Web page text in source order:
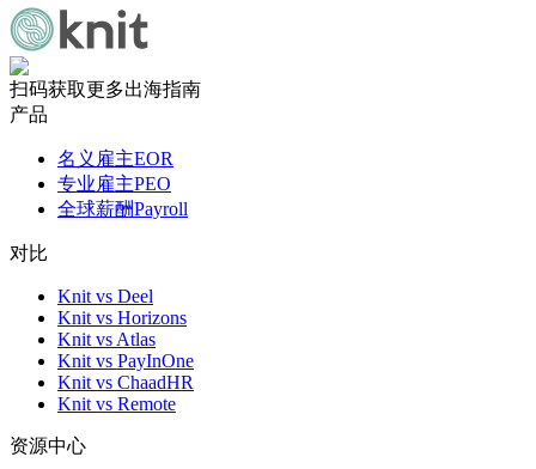
扫码获取更多出海指南
产品
名义雇主EOR
专业雇主PEO
全球薪酬Payroll
对比
Knit vs Deel
Knit vs Horizons
Knit vs Atlas
Knit vs PayInOne
Knit vs ChaadHR
Knit vs Remote
资源中心